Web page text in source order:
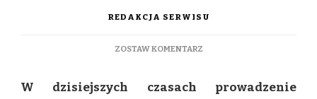
REDAKCJA SERWISU
ZOSTAW KOMENTARZDO
KSIĘGOWA
W dzisiejszych czasach prowadzenie